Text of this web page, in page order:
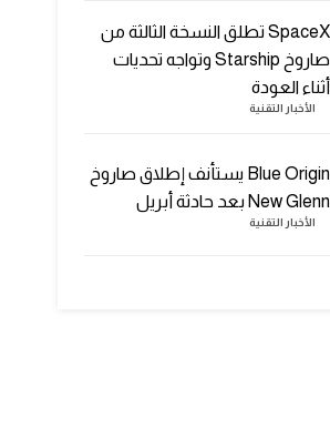
SpaceX تطلق النسخة الثالثة من
صاروخ Starship وتواجه تحديات
أثناء العودة
الأخبار التقنية
Blue Origin يستأنف إطلاق صاروخ
New Glenn بعد حادثة أبريل
الأخبار التقنية